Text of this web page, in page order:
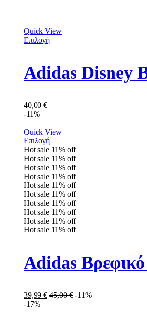
Quick View
Επιλογή
Adidas Disney
40,00 €
-11%
Quick View
Επιλογή
Hot sale 11% off
Hot sale 11% off
Hot sale 11% off
Hot sale 11% off
Hot sale 11% off
Hot sale 11% off
Hot sale 11% off
Hot sale 11% off
Hot sale 11% off
Hot sale 11% off
Adidas
39,99 € 45,00€ -11%
-17%